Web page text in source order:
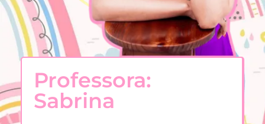
Professora:
Sabrina